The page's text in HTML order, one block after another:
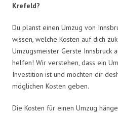
Krefeld?
Du planst einen Umzug von
wissen, welche Kosten auf dich
Umzugsmeister Gerste Innsbruck
helfen! Wir verstehen, dass ein
Investition ist und möchten dir
möglichen Kosten geben.
Die Kosten für einen Umzug